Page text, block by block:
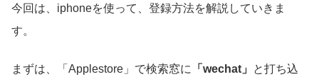
今回は、iphoneを使って、登録方法を解説していきま
す。
まずは、「Applestore」で検索窓に 「wechat」 と打ち込